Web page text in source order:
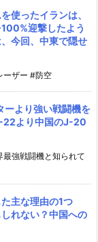
使ったイランは、
迎撃したよう
今回、中東で隠せ
ーザー #防空
より強い戦闘機を
22より中国のJ-20
強戦闘機と知られて
主な理由の1つ
れない？中国への